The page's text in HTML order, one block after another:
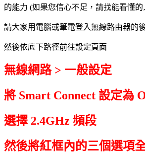
的能力 (如果您信心不足，請找能看懂的
請大家用電腦或筆電登入無線路由器的
然後依底下路徑前往設定頁面
無線網路 > 一般設定
將 Smart Connect 設定為
選擇 2.4GHz 頻段
然後將紅框內的三個選項